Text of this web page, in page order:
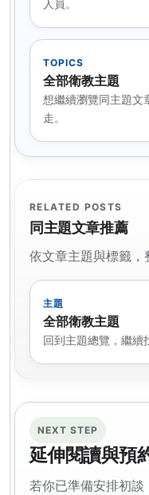
人員。
TOPICS
全部衛教主題
想繼續瀏覽同主題文
走。
RELATED POSTS
同主題文章推薦
依文章主題與標籤，
主題
全部衛教主題
回到主題總覽，繼續
NEXT STEP
延伸閱讀與預
若你已準備安排初